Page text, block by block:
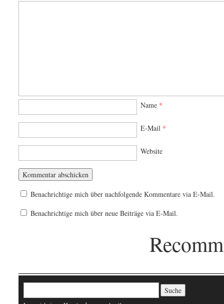
Name *
E-Mail *
Website
Benachrichtige mich über nachfolgende Kommentare via E-Mail.
Benachrichtige mich über neue Beiträge via E-Mail.